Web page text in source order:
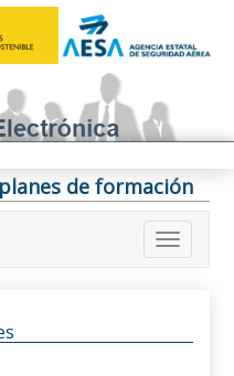
de formación